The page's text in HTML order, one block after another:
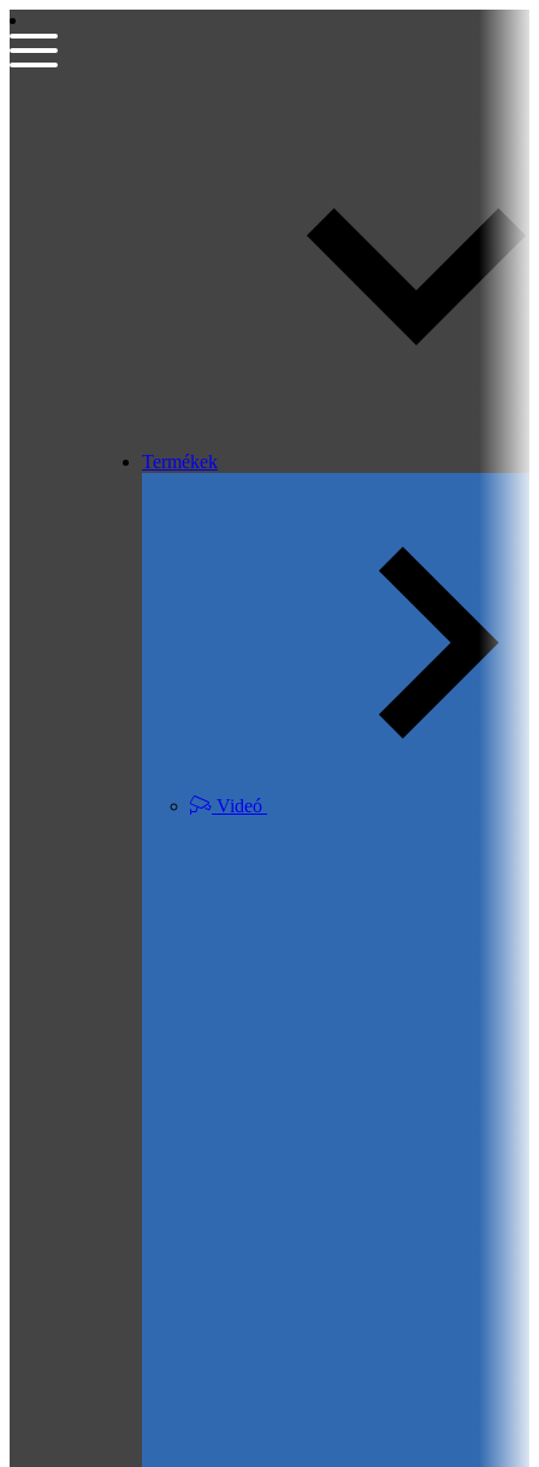
Termékek
Videó